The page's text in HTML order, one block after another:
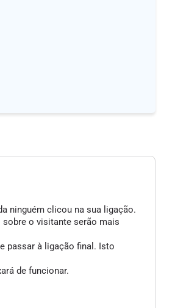
ninguém clicou na sua ligação.
sobre o visitante serão mais
passar à ligação final. Isto
de funcionar.